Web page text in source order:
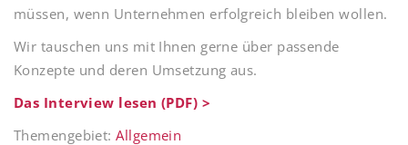
müssen, wenn Unternehmen erfolgreich bleiben wollen.
Wir tauschen uns mit Ihnen gerne über passende
Konzepte und deren Umsetzung aus.
Das Interview lesen (PDF) >
Themengebiet:Allgemein